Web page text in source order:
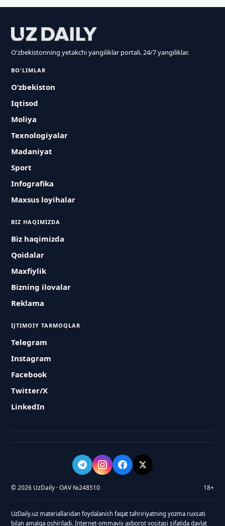
O'zbekistonning yetakchi yangiliklar portali. 24/7 yangiliklar.
BO'LIMLAR
O‘zbekiston
Iqtisod
Moliya
Texnologiyalar
Madaniyat
Sport
Infografika
Maxsus loyihalar
BIZ HAQIMIZDA
Biz haqimizda
Qoidalar
Maxfiylik
Bizning ilovalar
Reklama
IJTIMOIY TARMOQLAR
Telegram
Instagram
Facebook
Twitter/X
LinkedIn
© 2026 UzDaily · OAV №248510 18+
UzDaily.uz materiallaridan foydalanish faqat tahririyatning yozma ruxsati
bilan amalga oshiriladi. Internet-ommaviy axborot vositasi sifatida davlat